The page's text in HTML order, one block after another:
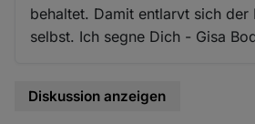
behaltet. Damit entlarvt sich der
selbst. Ich segne Dich - Gisa
Diskussion anzeigen